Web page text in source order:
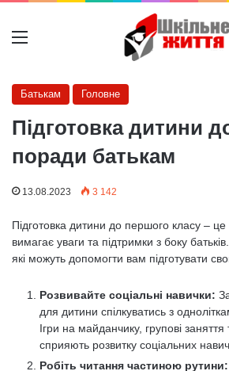
Меню
Батькам Головне
Підготовка дитини
поради батькам
13.08.2023 3 142
Підготовка дитини до першого класу –
вимагає уваги та підтримки з боку
які можуть допомогти вам підготувати
Розвивайте соціальні навички:
для дитини спілкуватись з
Ігри на майданчику, групові заняття
сприяють розвитку соціальних
Робіть читання частиною рутини: